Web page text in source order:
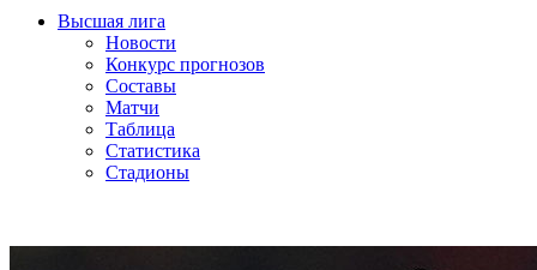
Высшая лига
Новости
Конкурс прогнозов
Составы
Матчи
Таблица
Статистика
Стадионы